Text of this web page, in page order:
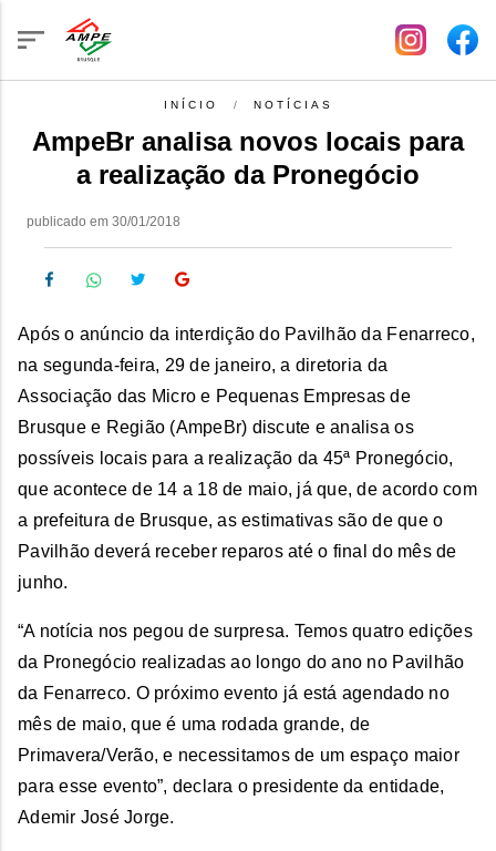
INÍCIO NOTÍCIAS
AmpeBr analisa novos locais para
a realização da Pronegócio
publicado em 30/01/2018
Após o anúncio da interdição do Pavilhão da Fenarreco,
na segunda-feira, 29 de janeiro, a diretoria da
Associação das Micro e Pequenas Empresas de
Brusque e Região (AmpeBr) discute e analisa os
possíveis locais para a realização da 45ª Pronegócio,
que acontece de 14 a 18 de maio, já que, de acordo com
a prefeitura de Brusque, as estimativas são de que o
Pavilhão deverá receber reparos até o final do mês de
junho.
“A notícia nos pegou de surpresa. Temos quatro edições
da Pronegócio realizadas ao longo do ano no Pavilhão
da Fenarreco. O próximo evento já está agendado no
mês de maio, que é uma rodada grande, de
Primavera/Verão, e necessitamos de um espaço maior
para esse evento”, declara o presidente da entidade,
Ademir José Jorge.